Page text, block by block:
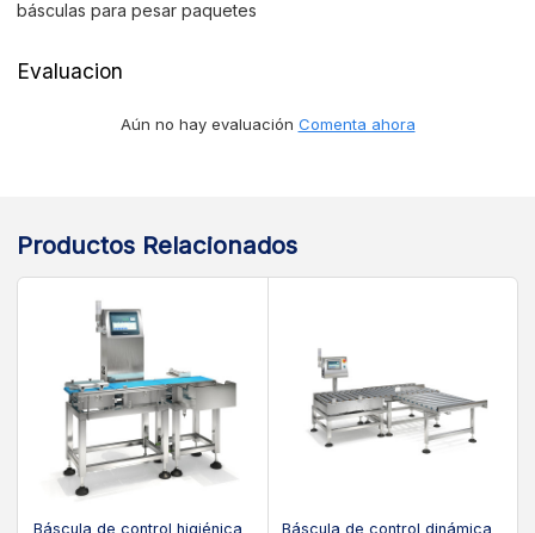
básculas para pesar paquetes
Evaluacion
Aún no hay evaluación Comenta ahora
Productos Relacionados
Báscula de control higiénica
Báscula de control dinámica